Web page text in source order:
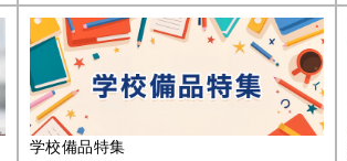
学校備品特集